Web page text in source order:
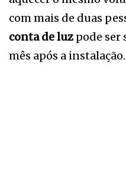
com mais de duas
conta de luz pode ser
mês após a instalação.